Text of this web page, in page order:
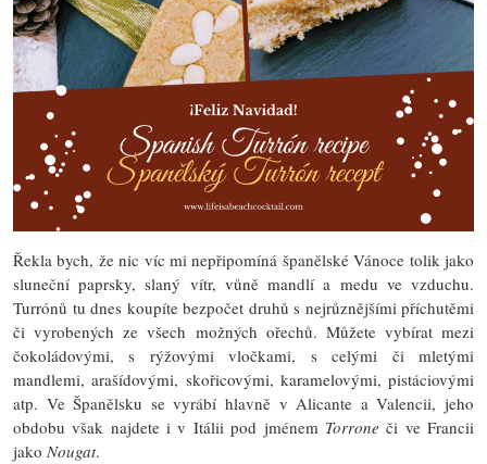
Řekla bych, že nic víc mi nepřipomíná španělské Vánoce tolik jako
sluneční paprsky, slaný vítr, vůně mandlí a medu ve vzduchu.
Turrónů tu dnes koupíte bezpočet druhů s nejrůznějšími příchutěmi
či vyrobených ze všech možných ořechů. Můžete vybírat mezi
čokoládovými, s rýžovými vločkami, s celými či mletými
mandlemi, arašídovými, skořicovými, karamelovými, pistáciovými
atp. Ve Španělsku se vyrábí hlavně v Alicante a Valencii, jeho
obdobu však najdete i v Itálii pod jménem Torrone či ve Francii
jako Nougat.